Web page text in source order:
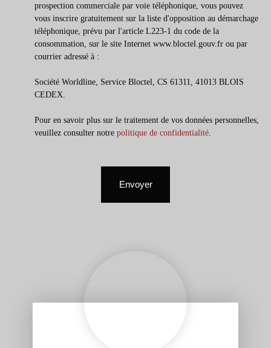
prospection commerciale par voie téléphonique, vous pouvez
vous inscrire gratuitement sur la liste d'opposition au démarchage
téléphonique, prévu par l'article L223-1 du code de la
consommation, sur le site Internet www.bloctel.gouv.fr ou par
courrier adressé à :
Société Worldline, Service Bloctel, CS 61311, 41013 BLOIS
CEDEX.
Pour en savoir plus sur le traitement de vos données personnelles,
veuillez consulter notre politique de confidentialité
Envoyer